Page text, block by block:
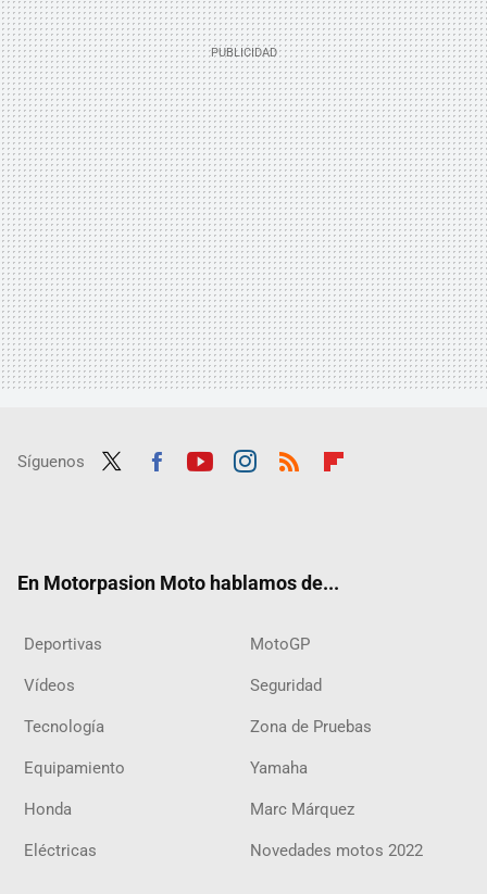
Síguenos
En Motorpasion Moto hablamos de...
Deportivas MotoGP
Vídeos Seguridad
Tecnología Zona de Pruebas
Equipamiento Yamaha
Honda Marc Márquez
Eléctricas Novedades motos 2022